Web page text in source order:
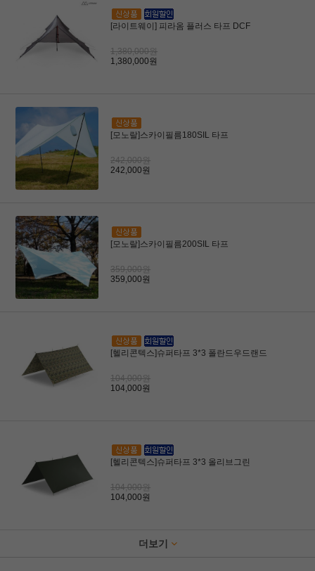
[라이트웨이] 피라옴 플러스 타프 DCF
1,380,000원
1,380,000원
[모노랄]스카이필름180SIL 타프
242,000원
242,000원
[모노랄]스카이필름200SIL 타프
359,000원
359,000원
[헬리콘텍스]슈퍼타프 3*3 폴란드우드랜드
104,000원
104,000원
[헬리콘텍스]슈퍼타프 3*3 올리브그린
104,000원
104,000원
더보기